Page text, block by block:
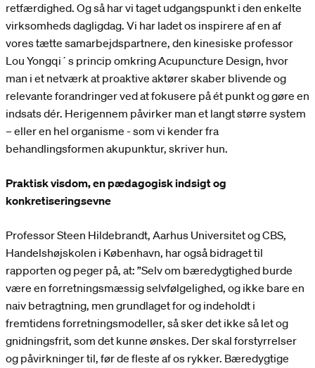
retfærdighed. Og så har vi taget udgangspunkt i den enkelte
virksomheds dagligdag. Vi har ladet os inspirere af en af
vores tætte samarbejdspartnere, den kinesiske professor
Lou Yongqi´s princip omkring Acupuncture Design, hvor
man i et netværk at proaktive aktører skaber blivende og
relevante forandringer ved at fokusere på ét punkt og gøre en
indsats dér. Herigennem påvirker man et langt større system
– eller en hel organisme - som vi kender fra
behandlingsformen akupunktur, skriver hun.
Praktisk visdom, en pædagogisk indsigt og
konkretiseringsevne
Professor Steen Hildebrandt, Aarhus Universitet og CBS,
Handelshøjskolen i København, har også bidraget til
rapporten og peger på, at: ”Selv om bæredygtighed burde
være en forretningsmæssig selvfølgelighed, og ikke bare en
naiv betragtning, men grundlaget for og indeholdt i
fremtidens forretningsmodeller, så sker det ikke så let og
gnidningsfrit, som det kunne ønskes. Der skal forstyrrelser
og påvirkninger til, før de fleste af os rykker. Bæredygtige